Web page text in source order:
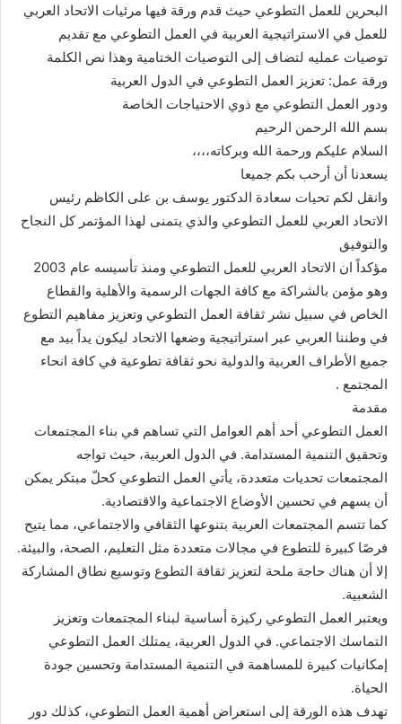
البحرين للعمل التطوعي حيث قدم ورقة فيها مرئيات الاتحاد العربي
للعمل في الاستراتيجية العربية في العمل التطوعي مع تقديم
توصيات عمليه لتضاف إلى التوصيات الختامية وهذا نص الكلمة
ورقة عمل: تعزيز العمل التطوعي في الدول العربية
ودور العمل التطوعي مع ذوي الاحتياجات الخاصة
بسم الله الرحمن الرحيم
السلام عليكم ورحمة الله وبركاته،،،،
يسعدنا أن أرحب بكم جميعا
وانقل لكم تحيات سعادة الدكتور يوسف بن على الكاظم رئيس
الاتحاد العربي للعمل التطوعي والذي يتمنى لهذا المؤتمر كل النجاح
والتوفيق
مؤكداً ان الاتحاد العربي للعمل التطوعي ومنذ تأسيسه عام 2003
وهو مؤمن بالشراكة مع كافة الجهات الرسمية والأهلية والقطاع
الخاص في سبيل نشر ثقافة العمل التطوعي وتعزيز مفاهيم التطوع
في وطننا العربي عبر استراتيجية وضعها الاتحاد ليكون يداً بيد مع
جميع الأطراف العربية والدولية نحو ثقافة تطوعية في كافة انحاء
المجتمع .
مقدمة
العمل التطوعي أحد أهم العوامل التي تساهم في بناء المجتمعات
وتحقيق التنمية المستدامة. في الدول العربية، حيث تواجه
المجتمعات تحديات متعددة، يأتي العمل التطوعي كحلّ مبتكر يمكن
أن يسهم في تحسين الأوضاع الاجتماعية والاقتصادية.
كما تتسم المجتمعات العربية بتنوعها الثقافي والاجتماعي، مما يتيح
فرصًا كبيرة للتطوع في مجالات متعددة مثل التعليم، الصحة، والبيئة.
إلا أن هناك حاجة ملحة لتعزيز ثقافة التطوع وتوسيع نطاق المشاركة
الشعبية.
ويعتبر العمل التطوعي ركيزة أساسية لبناء المجتمعات وتعزيز
التماسك الاجتماعي. في الدول العربية، يمتلك العمل التطوعي
إمكانيات كبيرة للمساهمة في التنمية المستدامة وتحسين جودة
الحياة.
تهدف هذه الورقة إلى استعراض أهمية العمل التطوعي، كذلك دور